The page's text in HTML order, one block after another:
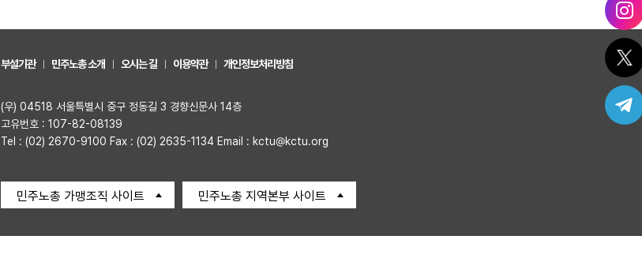
부설기관 민주노총 소개 오시는 길 이용약관 개인정보처리방침
(우) 04518 서울특별시 중구 정동길 3 경향신문사 14층
고유번호 : 107-82-08139
Tel : (02) 2670-9100 Fax : (02) 2635-1134 Email : kctu@kctu.org
민주노총 가맹조직 사이트 민주노총 지역본부 사이트